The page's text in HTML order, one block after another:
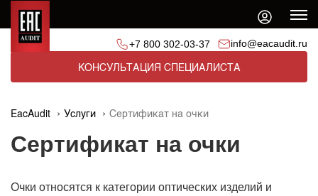
+7 800 302-03-37 info@eacaudit.ru
КОНСУЛЬТАЦИЯ СПЕЦИАЛИСТА
EacAudit Услуги Сертификат на очки
Сертификат на очки
Очки относятся к категории оптических изделий и